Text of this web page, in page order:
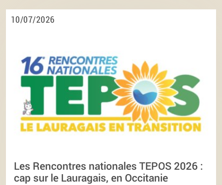
10/07/2026
Les Rencontres nationales TEPOS 2026 :
cap sur le Lauragais, en Occitanie